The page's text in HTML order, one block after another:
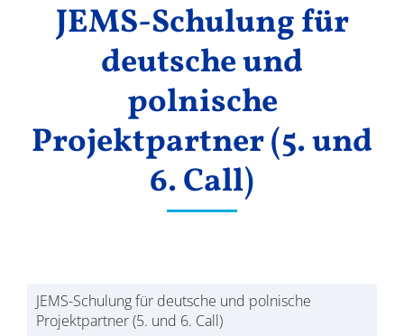
Ergebnisse
JEMS-Schulung für
deutsche und
polnische
Projektpartner (5. und
6. Call)
JEMS-Schulung für deutsche und polnische
Projektpartner (5. und 6. Call)